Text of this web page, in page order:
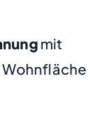
mit